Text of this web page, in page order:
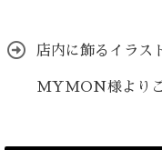
店内に飾るイラ
MYMON様より